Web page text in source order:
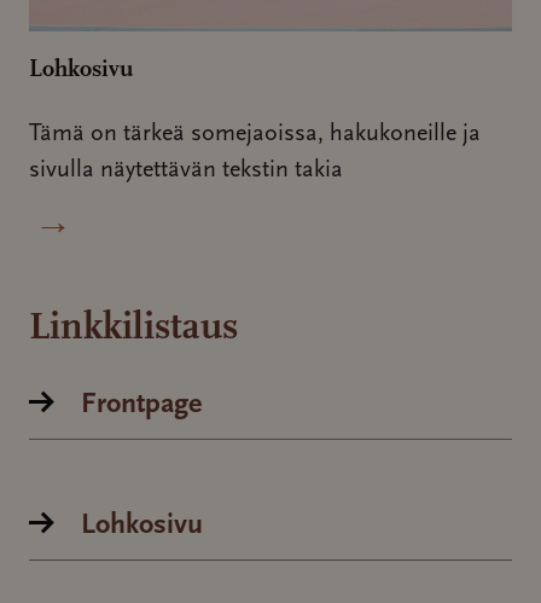
Lohkosivu
Tämä on tärkeä somejaoissa, hakukoneille ja
sivulla näytettävän tekstin takia
→
Linkkilistaus
Frontpage
Lohkosivu